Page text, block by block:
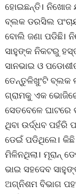
ହୋଇଛନ୍ତି। ନିଖୋଜ
ବ୍ଲକ ଡରସିଲ
ବୋଲି ଜଣା ପଡିଛି।
ସାହୁଙ୍କ ନିକଟରୁ
ସାନଭାଇ ଓ
ତେନ୍ତୁଳିଖୁଂଟି ବ୍ଲକ
ଗ୍ରାମକୁ ଏକ
ସେତବେଳେ ଘାଟରେ
ଥିବା ଉର୍ଦ୍ଧବ ପହଁରି
ଡେଇଁ ପଡିଥିଲେ। କିଛି
ମିଳିନଥିଲା। ମୂରାନ୍
ଭାଇ ସହଦେବ
ଅଗ୍ନିଶମ ବିଭାଗ